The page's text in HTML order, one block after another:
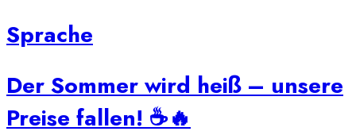
Sprache
Der Sommer wird heiß – unsere
Preise fallen! ☕🔥